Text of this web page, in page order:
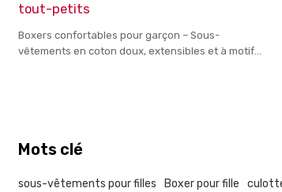
tout-petits
Boxers confortables pour garçon – Sous-
vêtements en coton doux, extensibles et à motifs
Mots clé
sous-vêtements pour filles Boxer pour fille